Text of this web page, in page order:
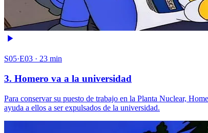
S05·E03 · 23 min
3. Homero va a la universidad
Para conservar su puesto de trabajo en la Planta Nuclear,
ayuda a ellos a ser expulsados de la universidad.